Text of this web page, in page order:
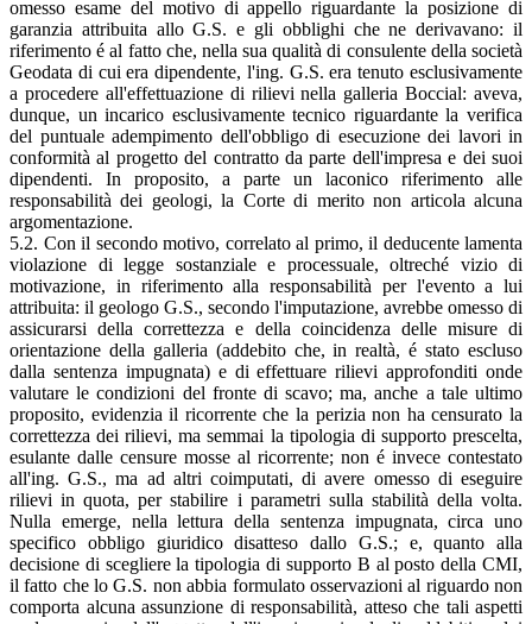
omesso esame del motivo di appello riguardante la posizione di
garanzia attribuita allo G.S. e gli obblighi che ne derivavano: il
riferimento é al fatto che, nella sua qualità di consulente della società
Geodata di cui era dipendente, l'ing. G.S. era tenuto esclusivamente
a procedere all'effettuazione di rilievi nella galleria Boccial: aveva,
dunque, un incarico esclusivamente tecnico riguardante la verifica
del puntuale adempimento dell'obbligo di esecuzione dei lavori in
conformità al progetto del contratto da parte dell'impresa e dei suoi
dipendenti. In proposito, a parte un laconico riferimento alle
responsabilità dei geologi, la Corte di merito non articola alcuna
argomentazione.
5.2. Con il secondo motivo, correlato al primo, il deducente lamenta
violazione di legge sostanziale e processuale, oltreché vizio di
motivazione, in riferimento alla responsabilità per l'evento a lui
attribuita: il geologo G.S., secondo l'imputazione, avrebbe omesso di
assicurarsi della correttezza e della coincidenza delle misure di
orientazione della galleria (addebito che, in realtà, é stato escluso
dalla sentenza impugnata) e di effettuare rilievi approfonditi onde
valutare le condizioni del fronte di scavo; ma, anche a tale ultimo
proposito, evidenzia il ricorrente che la perizia non ha censurato la
correttezza dei rilievi, ma semmai la tipologia di supporto prescelta,
esulante dalle censure mosse al ricorrente; non é invece contestato
all'ing. G.S., ma ad altri coimputati, di avere omesso di eseguire
rilievi in quota, per stabilire i parametri sulla stabilità della volta.
Nulla emerge, nella lettura della sentenza impugnata, circa uno
specifico obbligo giuridico disatteso dallo G.S.; e, quanto alla
decisione di scegliere la tipologia di supporto B al posto della CMI,
il fatto che lo G.S. non abbia formulato osservazioni al riguardo non
comporta alcuna assunzione di responsabilità, atteso che tali aspetti